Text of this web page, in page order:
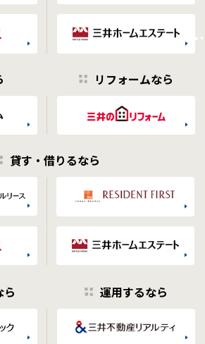
リフォームなら
貸す・借りるなら
ら 運用するなら